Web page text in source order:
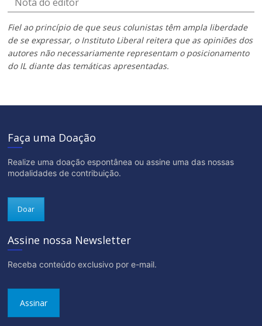
Fiel ao princípio de que seus colunistas têm ampla liberdade
de se expressar, o Instituto Liberal reitera que as opiniões dos
autores não necessariamente representam o posicionamento
do IL diante das temáticas apresentadas.
Faça uma Doação
Realize uma doação espontânea ou assine uma das nossas
modalidades de contribuição.
Doar
Assine nossa Newsletter
Receba conteúdo exclusivo por e-mail.
Assinar